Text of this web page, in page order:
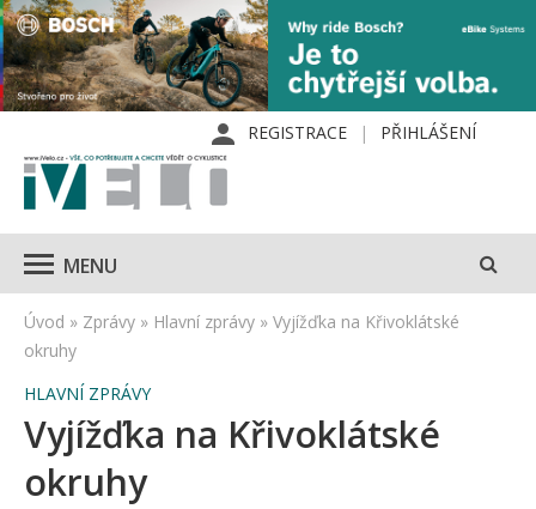
REGISTRACE PŘIHLÁŠENÍ
MENU
Úvod » Zprávy » Hlavní zprávy » Vyjížďka na Křivoklátské
okruhy
HLAVNÍ ZPRÁVY
Vyjížďka na Křivoklátské
okruhy